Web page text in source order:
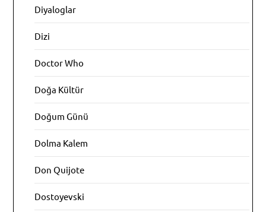
Diyaloglar
Dizi
Doctor Who
Doğa Kültür
Doğum Günü
Dolma Kalem
Don Quijote
Dostoyevski